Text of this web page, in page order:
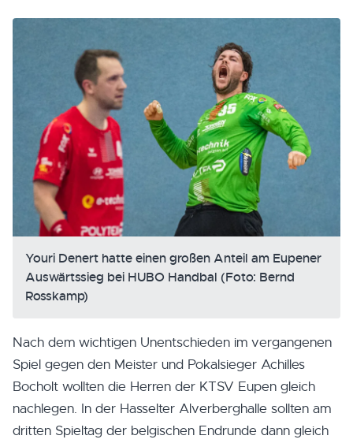
Youri Denert hatte einen großen Anteil am Eupener
Auswärtssieg bei HUBO Handbal (Foto: Bernd
Rosskamp)
Nach dem wichtigen Unentschieden im vergangenen
Spiel gegen den Meister und Pokalsieger Achilles
Bocholt wollten die Herren der KTSV Eupen gleich
nachlegen. In der Hasselter Alverberghalle sollten am
dritten Spieltag der belgischen Endrunde dann gleich